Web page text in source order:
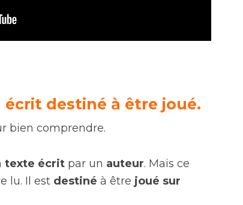
destiné à être joué.
bien comprendre.
texte écrit par un auteur. Mais ce
lu. Il est destiné à être joué sur